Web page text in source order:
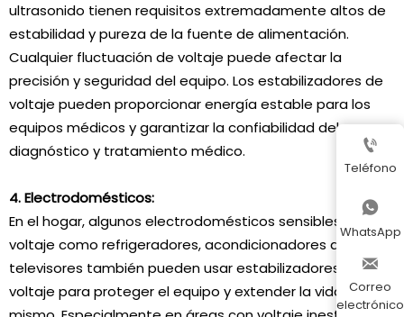
ultrasonido tienen requisitos extremadamente altos de
estabilidad y pureza de la fuente de alimentación.
Cualquier fluctuación de voltaje puede afectar la
precisión y seguridad del equipo. Los estabilizadores de
voltaje pueden proporcionar energía estable para los
equipos médicos y garantizar la confiabilidad del
diagnóstico y tratamiento médico.
4. Electrodomésticos:
En el hogar, algunos electrodomésticos sensibles al
voltaje como refrigeradores, acondicionadores de aire y
televisores también pueden usar estabilizadores de
voltaje para proteger el equipo y extender la vida útil del

Teléfono

WhatsApp

Correo
electrónico